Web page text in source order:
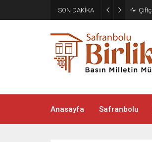
SON DAKİKA
Anasayfa Safranbolu